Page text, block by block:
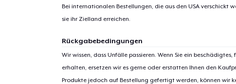
Bei internationalen Bestellungen, die aus den USA verschickt
sie ihr Zielland erreichen.
Rückgabebedingungen
Wir wissen, dass Unfälle passieren. Wenn Sie ein
erhalten, ersetzen wir es gerne oder erstatten Ihnen den
Produkte jedoch auf Bestellung gefertigt werden, können wir